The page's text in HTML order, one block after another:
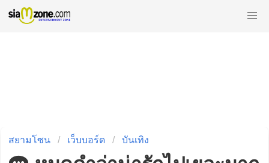
สยามโซน เว็บบอร์ด บันเทิง